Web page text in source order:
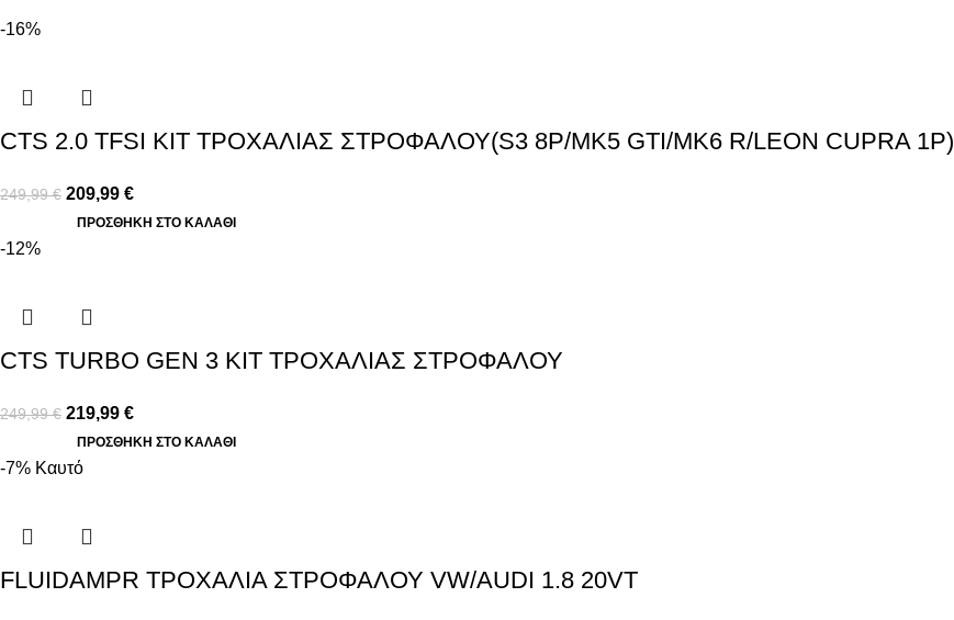
-16%
CTS 2.0 ΤFSI ΚΙΤ ΤΡΟΧΑΛΙΑΣ ΣΤΡΟΦΑΛΟΥ(S3 8P/MK5 GTI/MK6 R/LEON CUPRA 1P)
249,99€ 209,99 €
ΠΡΟΣΘΉΚΗ ΣΤΟ ΚΑΛΆΘΙ
-12%
CTS TURBO GEN 3 ΚΙΤ ΤΡΟΧΑΛΙΑΣ ΣΤΡΟΦΑΛΟΥ
249,99€ 219,99 €
ΠΡΟΣΘΉΚΗ ΣΤΟ ΚΑΛΆΘΙ
-7% Καυτό
FLUIDAMPR ΤΡΟΧΑΛΙΑ ΣΤΡΟΦΑΛΟΥ VW/AUDI 1.8 20VT